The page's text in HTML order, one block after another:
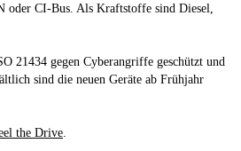
oder CI-Bus. Als Kraftstoffe sind Diesel,
21434 gegen Cyberangriffe geschützt und
sind die neuen Geräte ab Frühjahr
the Drive